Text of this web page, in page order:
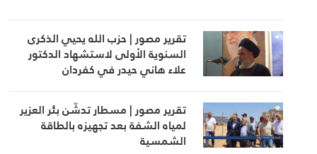
تقرير مصور | حزب الله يحيي الذكرى
السنوية الأولى لاستشهاد الدكتور
علاء هاني حيدر في كفردان
تقرير مصور | مسطار تدشّن بئر العزير
لمياه الشفة بعد تجهيزه بالطاقة
الشمسية